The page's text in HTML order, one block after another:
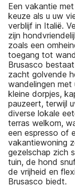
Een vakantie
keuze als u uw
verblijf in Italië.
zijn
zoals een
toegang tot
Brusasco
zacht golvende
wandelingen
kleine dorpjes,
pauzeert, terwijl
diverse lokale
terras welkom,
een espresso of
vakantiewoning
gezelschap zich
tuin, de hond
de vrijheid en
Brusasco biedt.